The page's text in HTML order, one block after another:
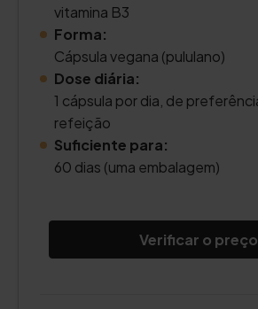
vitamina B3
Forma:
Cápsula vegana (pululano)
Dose diária:
1 cápsula por dia, de
refeição
Suficiente para:
60 dias (uma embalagem)
Verificar o preço